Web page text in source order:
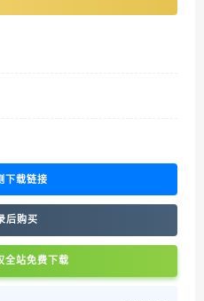
下载链接
后购买
全站免费下载